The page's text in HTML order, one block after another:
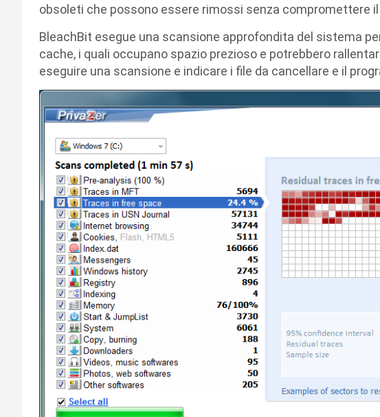
obsoleti che possono essere rimossi senza compromettere
BleachBit esegue una scansione approfondita del sistema
cache, i quali occupano spazio prezioso e potrebbero
eseguire una scansione e indicare i file da cancellare e il